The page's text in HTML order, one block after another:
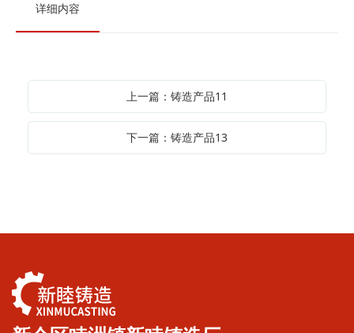
详细内容
上一篇：铸造产品11
下一篇：铸造产品13